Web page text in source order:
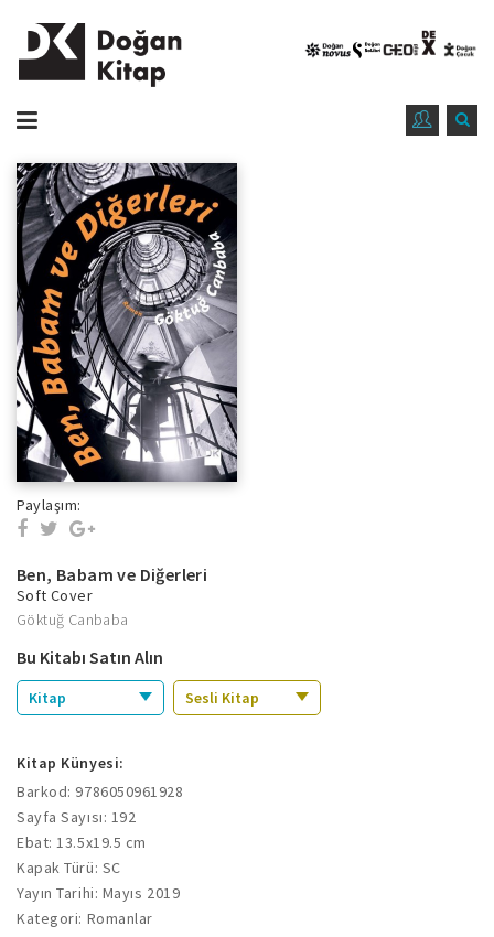
Paylaşım:
Ben, Babam ve Diğerleri
Soft Cover
Göktuğ Canbaba
Bu Kitabı Satın Alın
Kitap Sesli Kitap
Kitap Künyesi:
Barkod: 9786050961928
Sayfa Sayısı: 192
Ebat: 13.5x19.5 cm
Kapak Türü: SC
Yayın Tarihi: Mayıs 2019
Kategori: Romanlar